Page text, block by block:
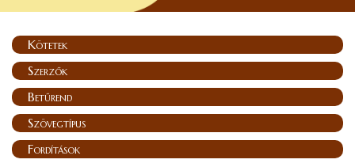
Kötetek
Szerzők
Betűrend
Szövegtípus
Fordítások